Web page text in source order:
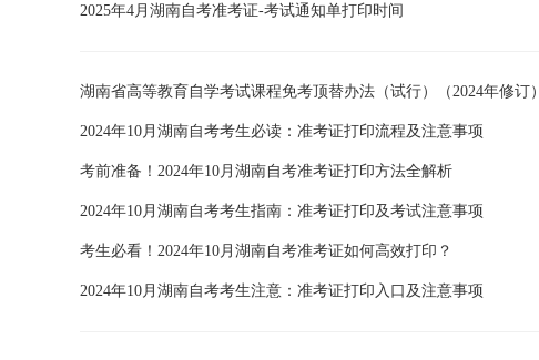
2025年4月湖南自考准考证-考试通知单打印时间
湖南省高等教育自学考试课程免考顶替办法（试行）（2024年修订）
2024年10月湖南自考考生必读：准考证打印流程及注意事项
考前准备！2024年10月湖南自考准考证打印方法全解析
2024年10月湖南自考考生指南：准考证打印及考试注意事项
考生必看！2024年10月湖南自考准考证如何高效打印？
2024年10月湖南自考考生注意：准考证打印入口及注意事项